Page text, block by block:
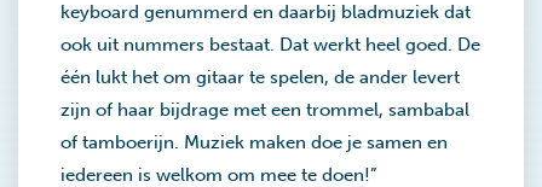
keyboard genummerd en daarbij bladmuziek dat
ook uit nummers bestaat. Dat werkt heel goed. De
één lukt het om gitaar te spelen, de ander levert
zijn of haar bijdrage met een trommel, sambabal
of tamboerijn. Muziek maken doe je samen en
iedereen is welkom om mee te doen!”